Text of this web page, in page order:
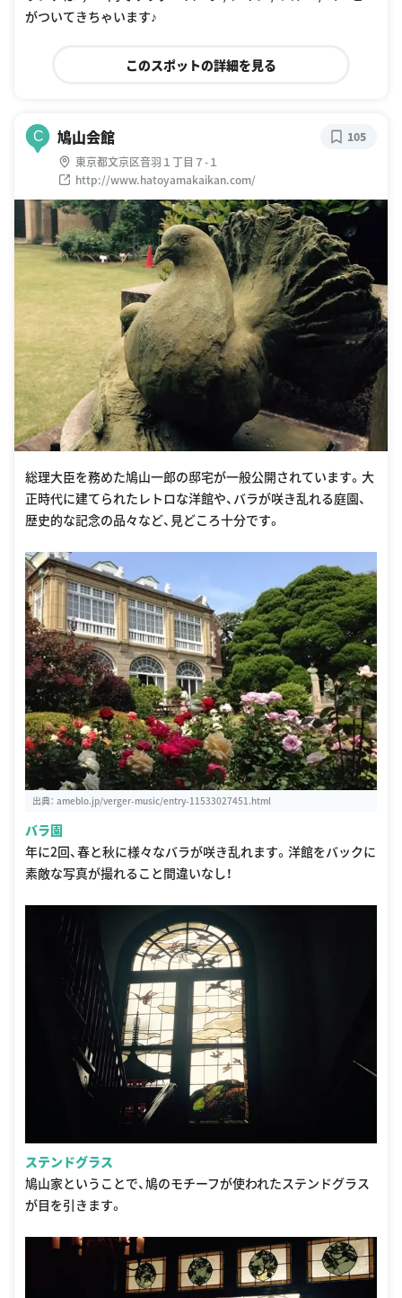
がついてきちゃいます♪
このスポットの詳細を見る
C 鳩山会館
東京都文京区音羽１丁目７-１
http://www.hatoyamakaikan.com/
105
総理大臣を務めた鳩山一郎の邸宅が一般公開されています。大
正時代に建てられたレトロな洋館や、バラが咲き乱れる庭園、
歴史的な記念の品々など、見どころ十分です。
出典： ameblo.jp/verger-music/entry-11533027451.html
バラ園
年に2回、春と秋に様々なバラが咲き乱れます。洋館をバックに
素敵な写真が撮れること間違いなし！
ステンドグラス
鳩山家ということで、鳩のモチーフが使われたステンドグラス
が目を引きます。